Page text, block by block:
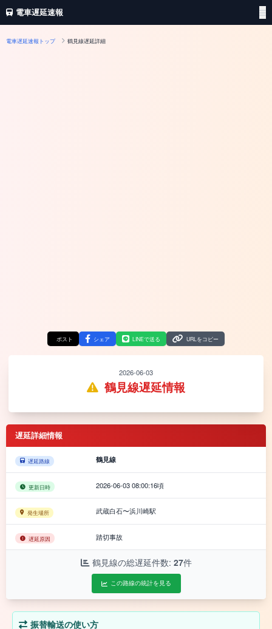
電車遅延速報
電車遅延速報トップ 鶴見線遅延詳細
ポスト シェア LINEで送る URLをコピー
2026-06-03
鶴見線遅延情報
遅延詳細情報
遅延路線 鶴見線
更新日時 2026-06-03 08:00:16頃
発生場所 武蔵白石〜浜川崎駅
遅延原因 踏切事故
鶴見線の総遅延件数: 27件
この路線の統計を見る
振替輸送の使い方